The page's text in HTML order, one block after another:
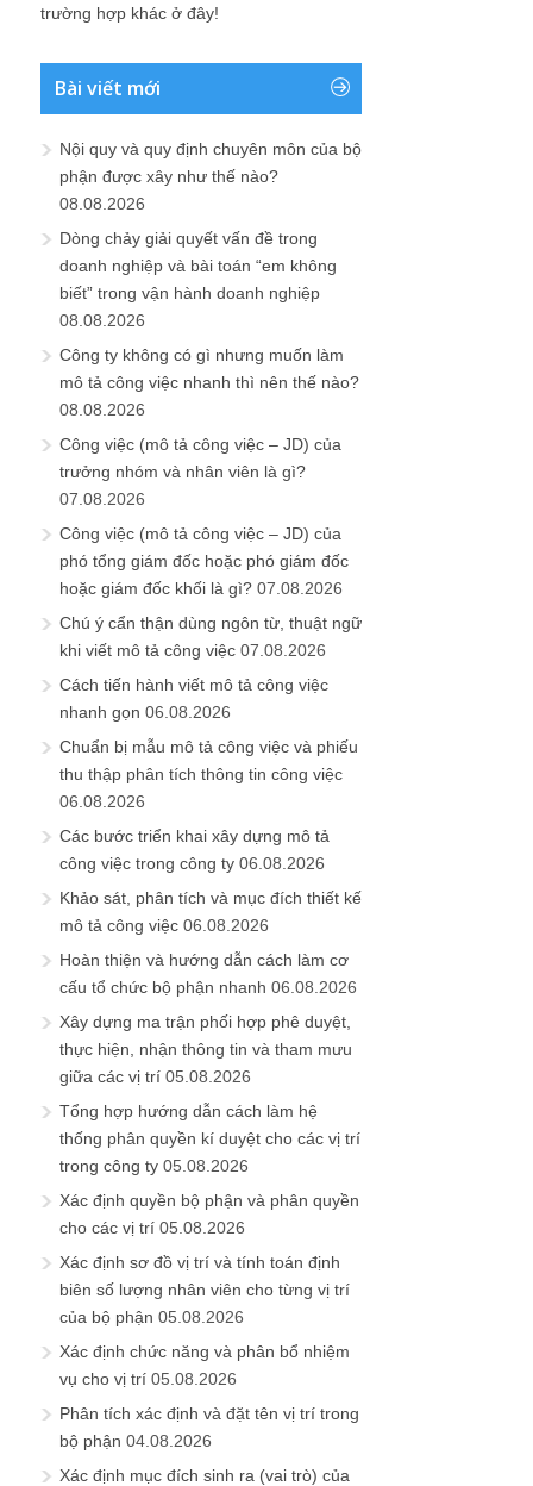
trường hợp khác ở đây!
Bài viết mới
Nội quy và quy định chuyên môn của bộ
phận được xây như thế nào?
08.08.2026
Dòng chảy giải quyết vấn đề trong
doanh nghiệp và bài toán “em không
biết” trong vận hành doanh nghiệp
08.08.2026
Công ty không có gì nhưng muốn làm
mô tả công việc nhanh thì nên thế nào?
08.08.2026
Công việc (mô tả công việc – JD) của
trưởng nhóm và nhân viên là gì?
07.08.2026
Công việc (mô tả công việc – JD) của
phó tổng giám đốc hoặc phó giám đốc
hoặc giám đốc khối là gì? 07.08.2026
Chú ý cẩn thận dùng ngôn từ, thuật ngữ
khi viết mô tả công việc 07.08.2026
Cách tiến hành viết mô tả công việc
nhanh gọn 06.08.2026
Chuẩn bị mẫu mô tả công việc và phiếu
thu thập phân tích thông tin công việc
06.08.2026
Các bước triển khai xây dựng mô tả
công việc trong công ty 06.08.2026
Khảo sát, phân tích và mục đích thiết kế
mô tả công việc 06.08.2026
Hoàn thiện và hướng dẫn cách làm cơ
cấu tổ chức bộ phận nhanh 06.08.2026
Xây dựng ma trận phối hợp phê duyệt,
thực hiện, nhận thông tin và tham mưu
giữa các vị trí 05.08.2026
Tổng hợp hướng dẫn cách làm hệ
thống phân quyền kí duyệt cho các vị trí
trong công ty 05.08.2026
Xác định quyền bộ phận và phân quyền
cho các vị trí 05.08.2026
Xác định sơ đồ vị trí và tính toán định
biên số lượng nhân viên cho từng vị trí
của bộ phận 05.08.2026
Xác định chức năng và phân bổ nhiệm
vụ cho vị trí 05.08.2026
Phân tích xác định và đặt tên vị trí trong
bộ phận 04.08.2026
Xác định mục đích sinh ra (vai trò) của